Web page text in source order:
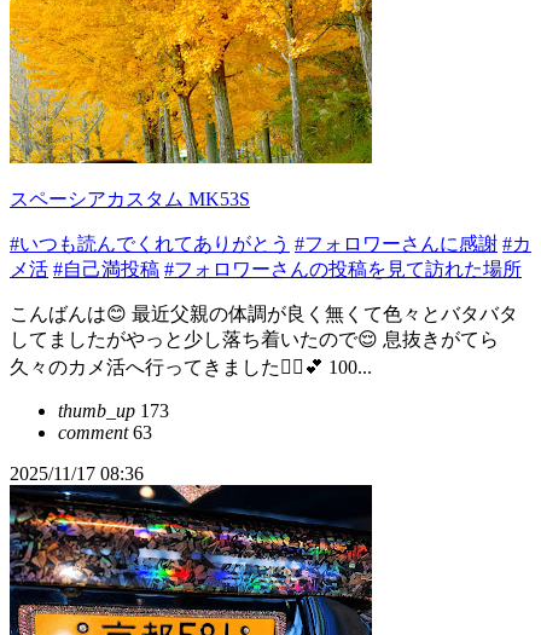
スペーシアカスタム MK53S
#いつも読んでくれてありがとう #フォロワーさんに感謝 #カ
メ活 #自己満投稿 #フォロワーさんの投稿を見て訪れた場所
こんばんは😊 最近父親の体調が良く無くて色々とバタバタ
してましたがやっと少し落ち着いたので😌 息抜きがてら
久々のカメ活へ行ってきました🙋‍♀️💕 100...
thumb_up 173
comment63
2025/11/17 08:36